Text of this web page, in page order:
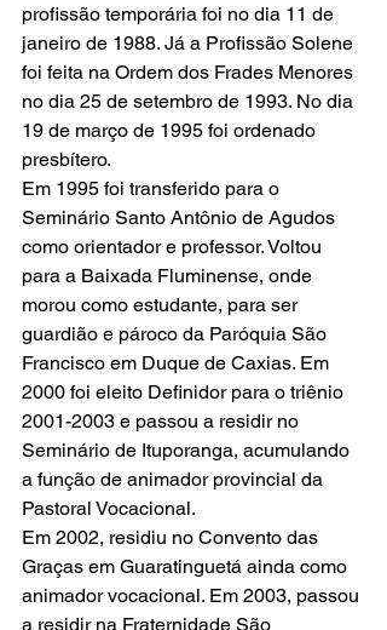
profissão temporária foi no dia 11 de
janeiro de 1988. Já a Profissão Solene
foi feita na Ordem dos Frades Menores
no dia 25 de setembro de 1993. No dia
19 de março de 1995 foi ordenado
presbítero.
Em 1995 foi transferido para o
Seminário Santo Antônio de Agudos
como orientador e professor. Voltou
para a Baixada Fluminense, onde
morou como estudante, para ser
guardião e pároco da Paróquia São
Francisco em Duque de Caxias. Em
2000 foi eleito Definidor para o triênio
2001-2003 e passou a residir no
Seminário de Ituporanga, acumulando
a função de animador provincial da
Pastoral Vocacional.
Em 2002, residiu no Convento das
Graças em Guaratinguetá ainda como
animador vocacional. Em 2003, passou
a residir na Fraternidade São